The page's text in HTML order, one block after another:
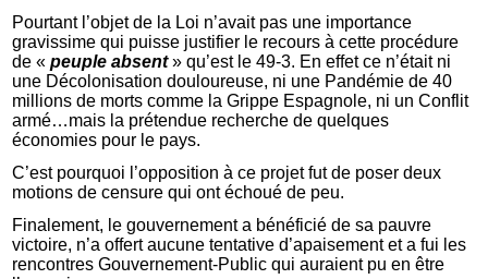
Pourtant l’objet de la Loi n’avait pas une importance
gravissime qui puisse justifier le recours à cette procédure
de «peuple absent» qu’est le 49-3. En effet ce n’était ni
une Décolonisation douloureuse, ni une Pandémie de 40
millions de morts comme la Grippe Espagnole, ni un Conflit
armé…mais la prétendue recherche de quelques
économies pour le pays.
C’est pourquoi l’opposition à ce projet fut de poser deux
motions de censure qui ont échoué de peu.
Finalement, le gouvernement a bénéficié de sa pauvre
victoire, n’a offert aucune tentative d’apaisement et a fui les
rencontres Gouvernement-Public qui auraient pu en être